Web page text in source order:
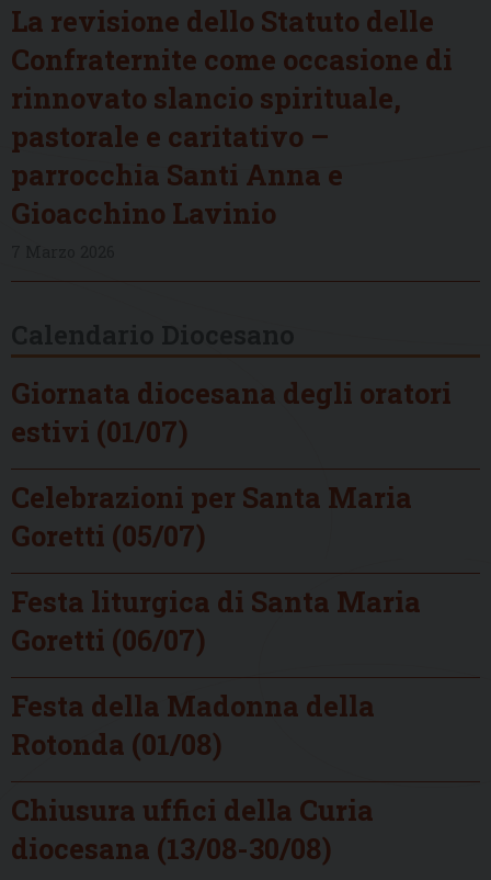
La revisione dello Statuto delle
Confraternite come occasione di
rinnovato slancio spirituale,
pastorale e caritativo –
parrocchia Santi Anna e
Gioacchino Lavinio
Giornata diocesana degli oratori
estivi (01/07)
Celebrazioni per Santa Maria
Goretti (05/07)
Festa liturgica di Santa Maria
Goretti (06/07)
Festa della Madonna della
Rotonda (01/08)
Chiusura uffici della Curia
diocesana (13/08-30/08)